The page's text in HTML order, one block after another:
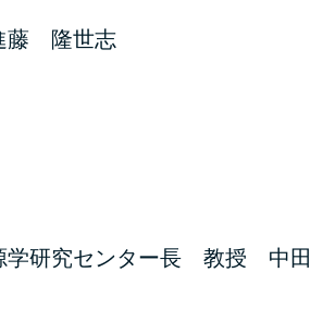
藤 隆世志
学研究センター長 教授 中田